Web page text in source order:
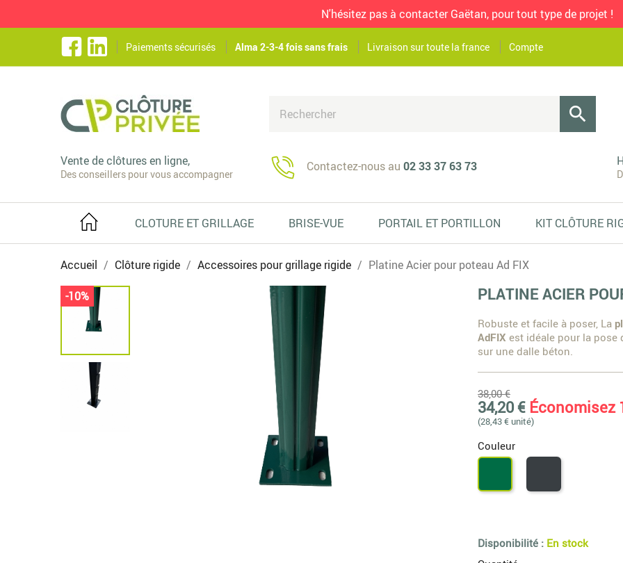
N'hésitez pas à contacter Gaëtan, pour tout type de projet !
Paiements sécurisés Alma 2-3-4 fois sans frais Livraison sur toute la france Compte

Vente de clôtures en ligne,
Des conseillers pour vous accompagner
Contactez-nous au 02 33 37 63 73
CLOTURE ET GRILLAGE BRISE-VUE PORTAIL ET PORTILLON KIT CLÔTURE
Accueil Clôture rigide Accessoires pour grillage rigide Platine Acier pour poteau Ad FIX
-10% PLATINE ACIER
Robuste et facile à poser, La
AdFIX est idéale pour la pose
sur une dalle béton.
38,00 €
34,20 € Économisez
(28,43 € unité)
Couleur
Vert
Gris
Disponibilité : En stock